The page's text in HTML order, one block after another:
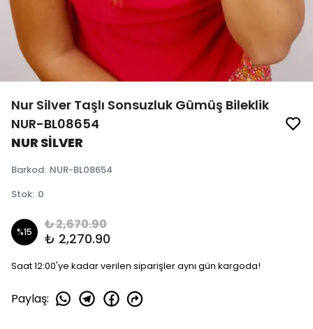
Nur Silver Taşlı Sonsuzluk Gümüş Bileklik
NUR-BL08654
NUR SİLVER
Barkod: NUR-BL08654
Stok: 0
%15 ₺ 2,670.90
₺ 2,270.90
Saat 12:00'ye kadar verilen siparişler aynı gün kargoda!
Paylaş: